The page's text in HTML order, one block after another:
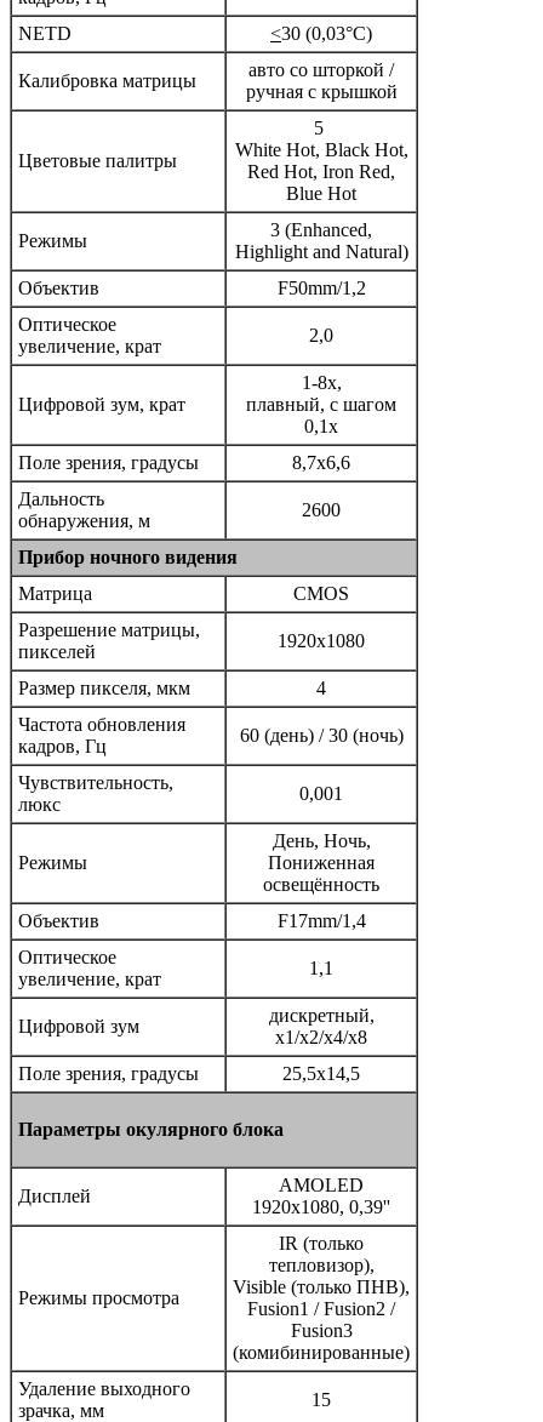
NETD
<30 (0,03°C)
Калибровка матрицы
авто со шторкой /
ручная с крышкой
Цветовые палитры
5
White Hot, Black Hot,
Red Hot, Iron Red,
Blue Hot
Режимы
3 (Enhanced,
Highlight and Natural)
Объектив
F50mm/1,2
Оптическое
увеличение, крат
2,0
Цифровой зум, крат
1-8x,
плавный, с шагом
0,1x
Поле зрения, градусы
8,7x6,6
Дальность
обнаружения, м
2600
Прибор ночного видения
Матрица
CMOS
Разрешение матрицы,
пикселей
1920x1080
Размер пикселя, мкм
4
Частота обновления
кадров, Гц
60 (день) / 30 (ночь)
Чувствительность,
люкс
0,001
Режимы
День, Ночь,
Пониженная
освещённость
Объектив
F17mm/1,4
Оптическое
увеличение, крат
1,1
Цифровой зум
дискретный,
x1/x2/x4/x8
Поле зрения, градусы
25,5x14,5
Параметры окулярного блока
Дисплей
AMOLED
1920x1080, 0,39''
Режимы просмотра
IR (только
тепловизор),
Visible (только ПНВ),
Fusion1 / Fusion2 /
Fusion3
(комибинированные)
Удаление выходного
зрачка, мм
15